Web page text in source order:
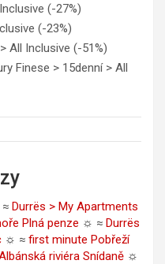
(-27%)
(-23%)
All Inclusive (-51%)
Finese > 15denní > All
Durrës > My Apartments
Plná penze ☼ ≈ Durrës
☼ ≈ first minute Pobřeží
riviéra Snídaně☼